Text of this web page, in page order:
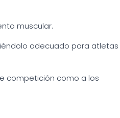
muscular.
adecuado para atletas
competición como a los